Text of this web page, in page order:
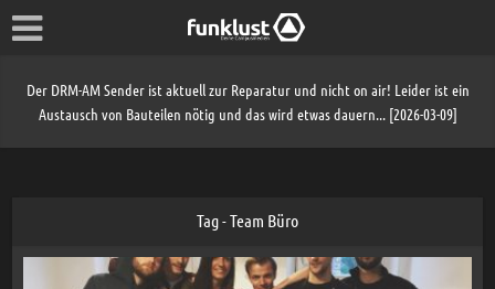
Der DRM-AM Sender ist aktuell zur Reparatur und nicht on air! Leider ist ein
Austausch von Bauteilen nötig und das wird etwas dauern... [2026-03-09]
Tag - Team Büro